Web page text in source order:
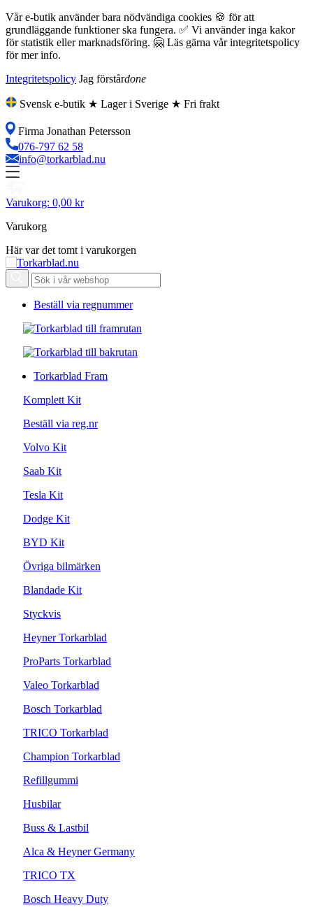
Vår e-butik använder bara nödvändiga cookies 🍪 för att
grundläggande funktioner ska fungera. ✅ Vi använder inga kakor
för statistik eller marknadsföring. 🤗 Läs gärna vår integritetspolicy
för mer info.
Integritetspolicy Jag förstårdone
Svensk e-butik ★ Lager i Sverige ★ Fri frakt
Firma Jonathan Petersson
076-797 62 58
info@torkarblad.nu
Varukorg: 0,00 kr
Varukorg
Här var det tomt i varukorgen
Beställ via regnummer
Torkarblad Fram
Komplett Kit
Beställ via reg.nr
Volvo Kit
Saab Kit
Tesla Kit
Dodge Kit
BYD Kit
Övriga bilmärken
Blandade Kit
Styckvis
Heyner Torkarblad
ProParts Torkarblad
Valeo Torkarblad
Bosch Torkarblad
TRICO Torkarblad
Champion Torkarblad
Refillgummi
Husbilar
Buss & Lastbil
Alca & Heyner Germany
TRICO TX
Bosch Heavy Duty